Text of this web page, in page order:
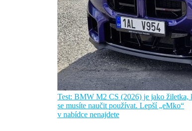
Test: BMW M2 CS (2026) je jako žiletka,
se musíte naučit používat. Lepší „eMko“
v nabídce nenajdete